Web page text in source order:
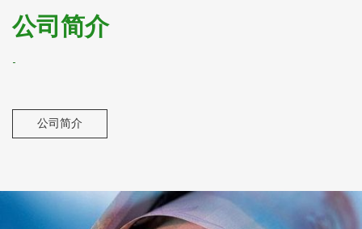
公司简介
-
公司简介